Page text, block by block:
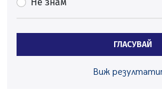
Перник
Ето какви забавления ще има
ГЛАСУВАЙ
Виж